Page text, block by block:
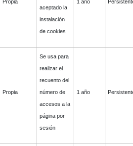
Propia
aceptado la
instalación
de cookies
1 año
Propia
Se usa para
realizar el
recuento del
número de
accesos a la
página por
sesión
1 año